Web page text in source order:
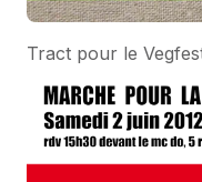
Tract pour le